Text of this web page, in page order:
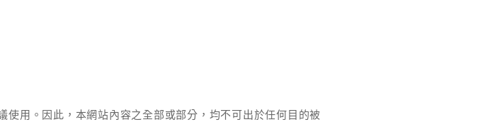
用。因此，本網站內容之全部或部分，均不可出於任何目的被